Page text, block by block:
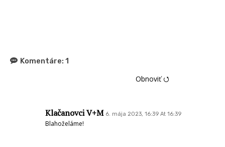
Komentáre: 1
Obnoviť ⭯
Klačanovci V+M 6. mája 2023, 16:39 At 16:39
Blahoželáme!